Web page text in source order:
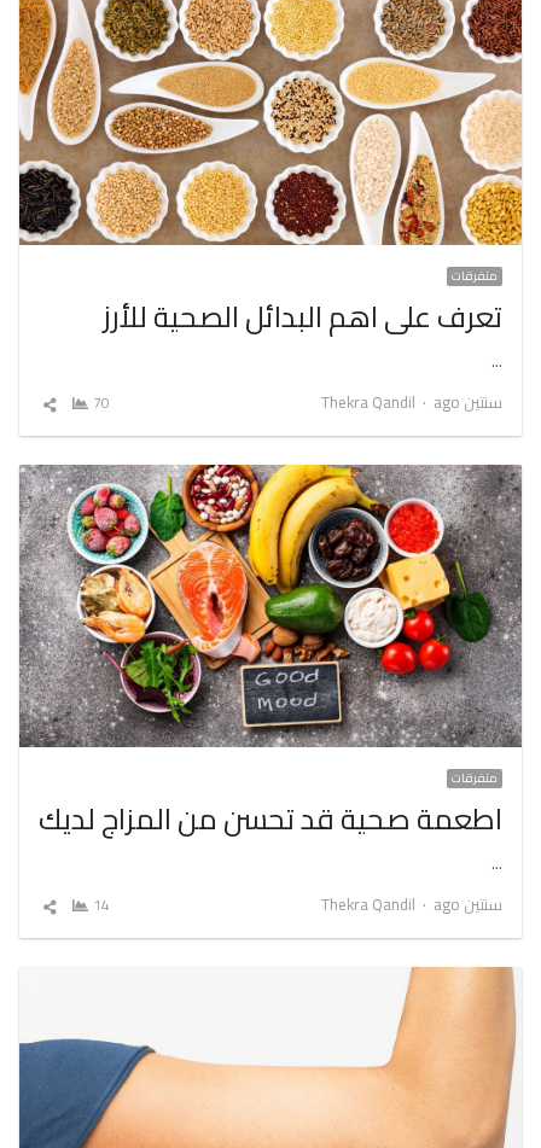
متفرقات
تعرف على اهم البدائل الصحية للأرز
…
سنتين ago
Author
Thekra Qandil
70
شارك
متفرقات
اطعمة صحية قد تحسن من المزاج لديك
…
سنتين ago
Author
Thekra Qandil
14
شارك